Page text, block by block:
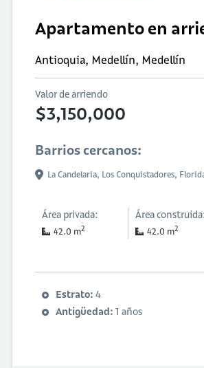
Apartamento en
Antioquia, Medellín, Medellín
Valor de arriendo
$3,150,000
Barrios cercanos:
La Candelaria, Los Conquistadores,
Área privada:
42.0 m2
Área
42.0 m2
Estrato: 4
Antigüedad: 1 años